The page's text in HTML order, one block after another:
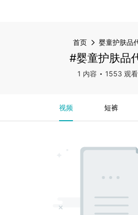
首页 婴童护肤品
#婴童护肤品
1 内容 1553 观
视频 短裤